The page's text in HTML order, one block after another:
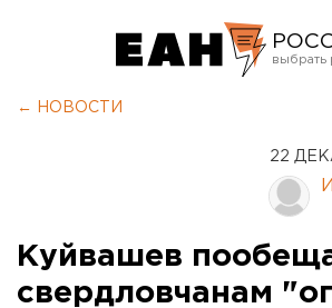
← НОВОСТИ
22
Куйвашев
свердловчанам